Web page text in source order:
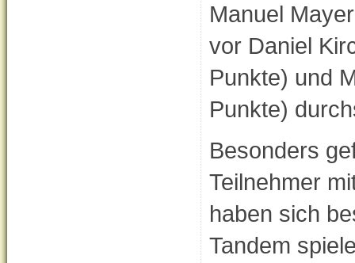
Manuel
vor Daniel
Punkte) und
Punkte)
Besonders
Teilnehmer
haben sich
Tandem